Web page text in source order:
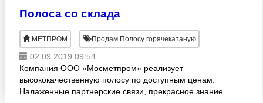
Полоса со склада
МЕТПРОМ Продам Полосу горячекатаную
02.09.2019 09:54
Компания ООО «Мосметпром» реализует
высококачественную полосу по доступным ценам.
Налаженные партнерские связи, прекрасное знание